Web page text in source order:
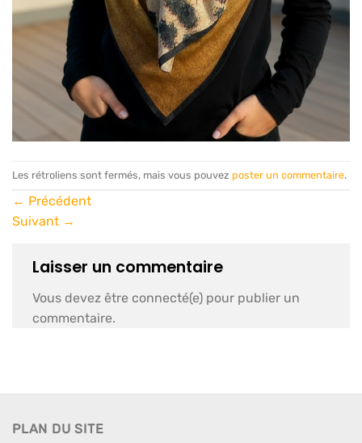
Les rétroliens sont fermés, mais vous pouvez poster un commentaire.
← Précédent
Suivant →
Laisser un commentaire
Vous devez être connecté(e) pour publier un
commentaire.
PLAN DU SITE